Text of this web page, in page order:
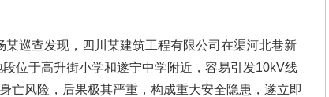
巡查发现，四川某建筑工程有限公司在渠河北巷新
位于高升街小学和遂宁中学附近，容易引发10kV线
亡风险，后果极其严重，构成重大安全隐患，遂立即